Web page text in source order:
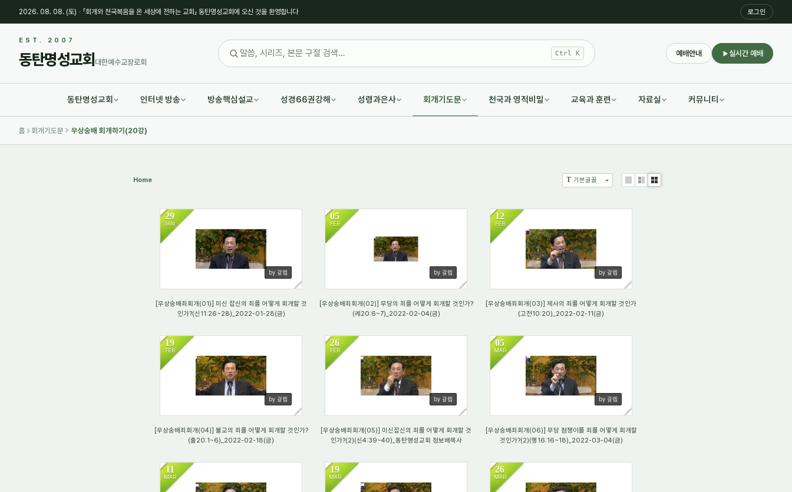
2026. 08. 08. (토) · 「회개와 천국복음을 온 세상에 전하는 교회」 동탄명성교회에 오신 것을 환영합니다 로그인
EST. 2007
동탄명성교회 대한예수교장로회
Ctrl K 예배안내 실시간 예배
동탄명성교회 인터넷 방송 방송핵심설교 성경66권강해 성령과은사 회개기도문 천국과 영적비밀 교육과 훈련 자료실 커뮤니티
홈 회개기도문 우상숭배 회개하기(20강)
Home T 기본글꼴
List ZineGallery
29
JAN
by 갈렙
1495
[우상숭배죄회개(01)] 미신 잡신의 죄를 어떻게 회개할 것
인가?(신11:26~28)_2022-01-28(금)
05
FEB
by 갈렙
[우상숭배죄회개(02)] 무당의 죄를 어떻게 회개할 것인가?
(레20:6~7)_2022-02-04(금)
12
FEB
by 갈렙
1182
[우상숭배죄회개(03)] 제사의 죄를 어떻게 회개할 것인가
(고전10:20)_2022-02-11(금)
19
FEB
by 갈렙
1134
[우상숭배죄회개(04)] 불교의 죄를 어떻게 회개할 것인가?
(출20:1~6)_2022-02-18(금)
26
FEB
by 갈렙
870
[우상숭배죄회개(05)] 미신잡신의 죄를 어떻게 회개할 것
인가?(2)(신4:39~40)_동탄명성교회 정보배목사
05
MAR
by 갈렙
855
[우상숭배죄회개(06)] 무당 점쟁이를 죄를 어떻게 회개할
것인가?(2)(행16:16~18)_2022-03-04(금)
11
MAR
19
MAR
26
MAR
Sketchbook5, 스케치북5
Sketchbook5, 스케치북5
Sketchbook5, 스케치북5
Sketchbook5, 스케치북5